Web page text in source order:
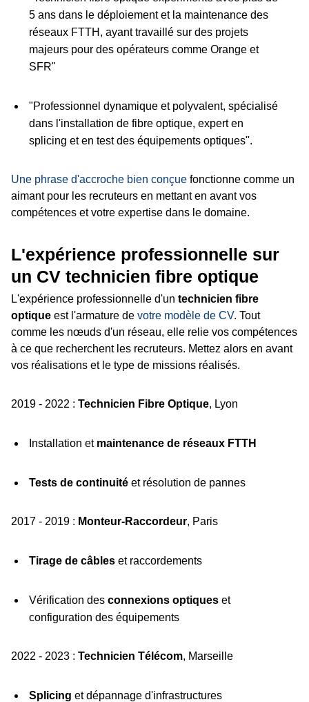
5 ans dans le déploiement et la maintenance des
réseaux FTTH, ayant travaillé sur des projets
majeurs pour des opérateurs comme Orange et
SFR"
"Professionnel dynamique et polyvalent, spécialisé
dans l'installation de fibre optique, expert en
splicing et en test des équipements optiques".
Une phrase d'accroche bien conçue fonctionne comme un
aimant pour les recruteurs en mettant en avant vos
compétences et votre expertise dans le domaine.
L'expérience professionnelle sur
un CV technicien fibre optique
L'expérience professionnelle d'un technicien fibre
optique est l'armature de votre modèle de CV. Tout
comme les nœuds d'un réseau, elle relie vos compétences
à ce que recherchent les recruteurs. Mettez alors en avant
vos réalisations et le type de missions réalisés.
2019 - 2022 : Technicien Fibre Optique, Lyon
Installation et maintenance de réseaux FTTH
Tests de continuitéet résolution de pannes
2017 - 2019 : Monteur-Raccordeur, Paris
Tirage de câbleset raccordements
Vérification des connexions optiqueset
configuration des équipements
2022 - 2023 : Technicien Télécom, Marseille
Splicing et dépannage d'infrastructures